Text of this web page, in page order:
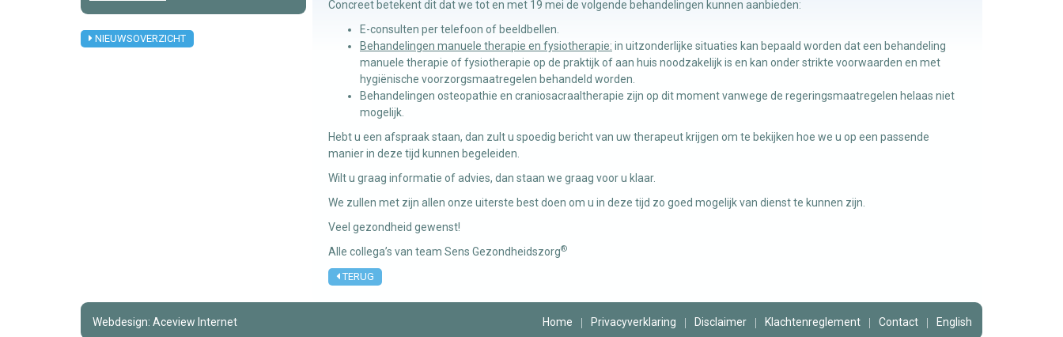
Concreet betekent dit dat we tot en met 19 mei de volgende behandelingen kunnen aanbieden:
E-consulten per telefoon of beeldbellen.
Behandelingen manuele therapie en fysiotherapie: in uitzonderlijke situaties kan bepaald worden dat een behandeling
manuele therapie of fysiotherapie op de praktijk of aan huis noodzakelijk is en kan onder strikte voorwaarden en met
hygiënische voorzorgsmaatregelen behandeld worden.
Behandelingen osteopathie en craniosacraaltherapie zijn op dit moment vanwege de regeringsmaatregelen helaas niet
mogelijk.
Hebt u een afspraak staan, dan zult u spoedig bericht van uw therapeut krijgen om te bekijken hoe we u op een passende
manier in deze tijd kunnen begeleiden.
Wilt u graag informatie of advies, dan staan we graag voor u klaar.
We zullen met zijn allen onze uiterste best doen om u in deze tijd zo goed mogelijk van dienst te kunnen zijn.
Veel gezondheid gewenst!
Alle collega’s van team Sens Gezondheidszorg®
TERUG
NIEUWSOVERZICHT
Home Privacyverklaring Disclaimer Klachtenreglement Contact English
Webdesign: Aceview Internet